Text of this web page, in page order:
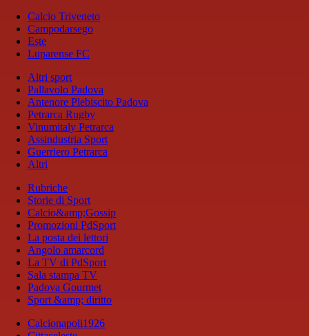
Calcio Triveneto
Campodarsego
Este
Luparense FC
Altri sport
Pallavolo Padova
Antenore Plebiscito Padova
Petrarca Rugby
Vinumitaly Petrarca
Assindustria Sport
Guerriero Petrarca
Altri
Rubriche
Storie di Sport
Calcio&amp;Gossip
Promozioni PdSport
La posta dei lettori
Angolo amarcord
La TV di PdSport
Sala stampa TV
Padova Gourmet
Sport &amp; diritto
Calcionapoli1926